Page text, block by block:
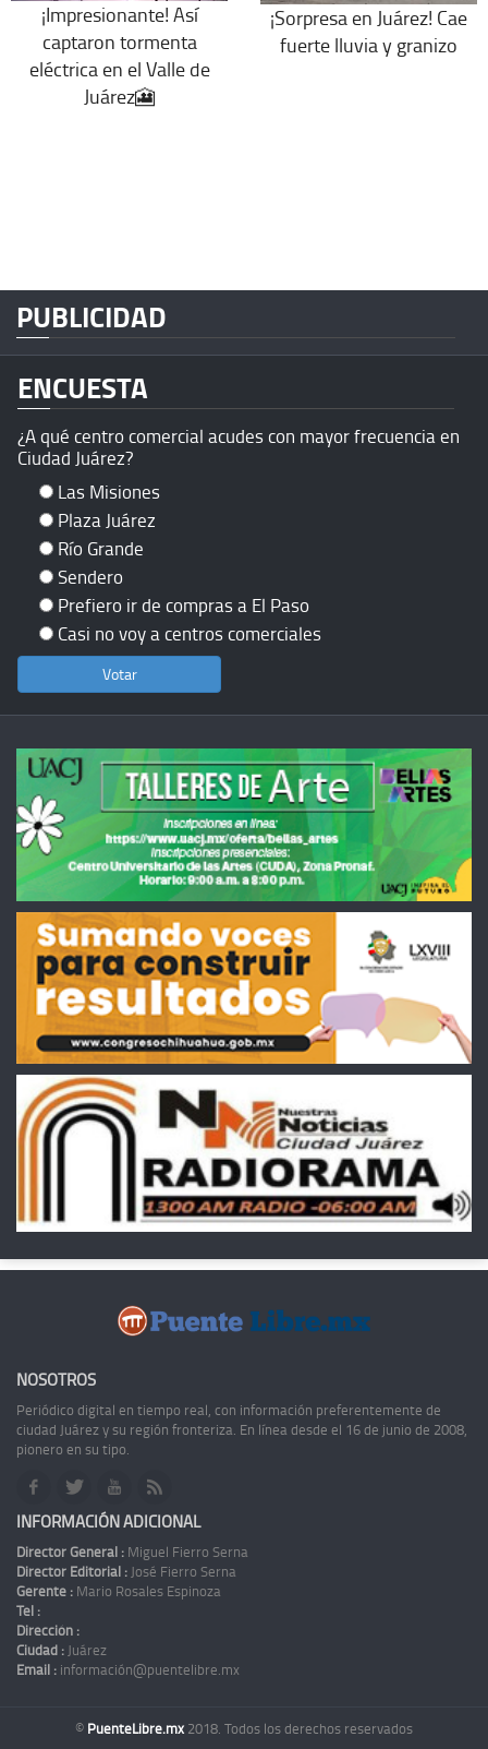
¡Impresionante! Así
captaron tormenta
eléctrica en el Valle de
Juárez🎦
¡Sorpresa en Juárez! Cae
fuerte lluvia y granizo
PUBLICIDAD
ENCUESTA
¿A qué centro comercial acudes con mayor frecuencia en
Ciudad Juárez?
Las Misiones
Plaza Juárez
Río Grande
Sendero
Prefiero ir de compras a El Paso
Casi no voy a centros comerciales
NOSOTROS
Periódico digital en tiempo real, con información preferentemente de
ciudad Juárez y su región fronteriza. En línea desde el 16 de junio de 2008,
pionero en su tipo.
INFORMACIÓN ADICIONAL
Director General : Miguel Fierro Serna
Director Editorial : José Fierro Serna
Gerente : Mario Rosales Espinoza
Tel :
Dirección :
Ciudad : Juárez
Email : información@puentelibre.mx
© PuenteLibre.mx 2018. Todos los derechos reservados